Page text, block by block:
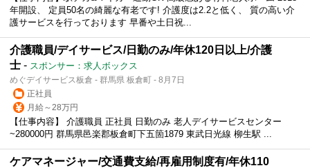
年開設、 定員50名の綺麗な有老です! 介護度は2.2と低く、 質の高い介
護サービスを行っております 早番や土日祝...
介護職員/デイサービス/日勤のみ/年休120日以上/介護
士 - スポンサー：求人ボックス
めぐデイサービス板倉 - 群馬県 板倉町 - 8月7日
正社員
月給～28万円
【仕事内容】 介護職員 正社員 日勤のみ 老人デイサービスセンター
~280000円 群馬県邑楽郡板倉町下五箇1879 東武日光線 柳生駅 ...
ケアマネージャー/交通費支給/再雇用制度有/年休110